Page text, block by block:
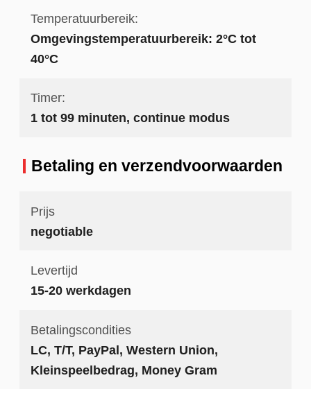
Temperatuurbereik:
Omgevingstemperatuurbereik: 2°C tot
40°C
Timer:
1 tot 99 minuten, continue modus
Betaling en verzendvoorwaarden
Prijs
negotiable
Levertijd
15-20 werkdagen
Betalingscondities
LC, T/T, PayPal, Western Union,
Kleinspeelbedrag, Money Gram